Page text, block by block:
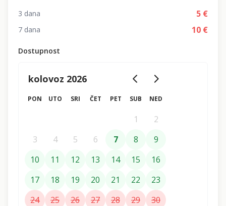
3 dana 5 €
7 dana 10 €
Dostupnost
kolovoz 2026
PON UTO SRI ČET PET SUB NED
1
2
3
4 5 6 7 8
9
10
11 12 13 14 15
16
17
18 19 20 21 22
23
24
25 26 27 28 29
30